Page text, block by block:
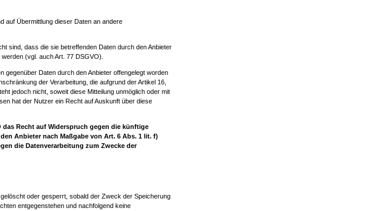
auf Übermittlung dieser Daten an andere
sind, dass die sie betreffenden Daten durch den Anbieter
(vgl. auch Art. 77 DSGVO).
gegenüber Daten durch den Anbieter offengelegt worden
der Verarbeitung, die aufgrund der Artikel 16,
jedoch nicht, soweit diese Mitteilung unmöglich oder mit
hat der Nutzer ein Recht auf Auskunft über diese
Recht auf Widerspruch gegen die künftige
Anbieter nach Maßgabe von Art. 6 Abs. 1 lit. f)
die Datenverarbeitung zum Zwecke der
oder gesperrt, sobald der Zweck der Speicherung
entgegenstehen und nachfolgend keine